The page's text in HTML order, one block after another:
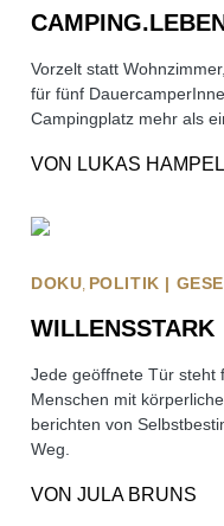
Vorzelt statt
für fünf
Campingplatz mehr als
VON LUKAS HAMPEL
DOKU POLITIK |
WILLENSSTARK
Jede geöffnete Tür steht
Menschen mit
berichten von
Weg.
VON JULA BRUNS